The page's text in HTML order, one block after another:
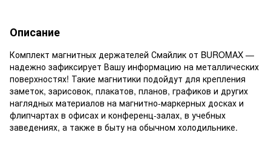
Описание
Комплект магнитных держателей Смайлик от BUROMAX —
надежно зафиксирует Вашу информацию на металлических
поверхностях! Такие магнитики подойдут для крепления
заметок, зарисовок, плакатов, планов, графиков и других
наглядных материалов на магнитно-маркерных досках и
флипчартах в офисах и конференц-залах, в учебных
заведениях, а также в быту на обычном холодильнике.